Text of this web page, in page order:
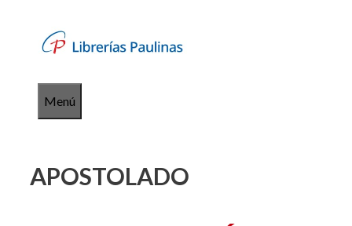
contenido
Menú
APOSTOLADO